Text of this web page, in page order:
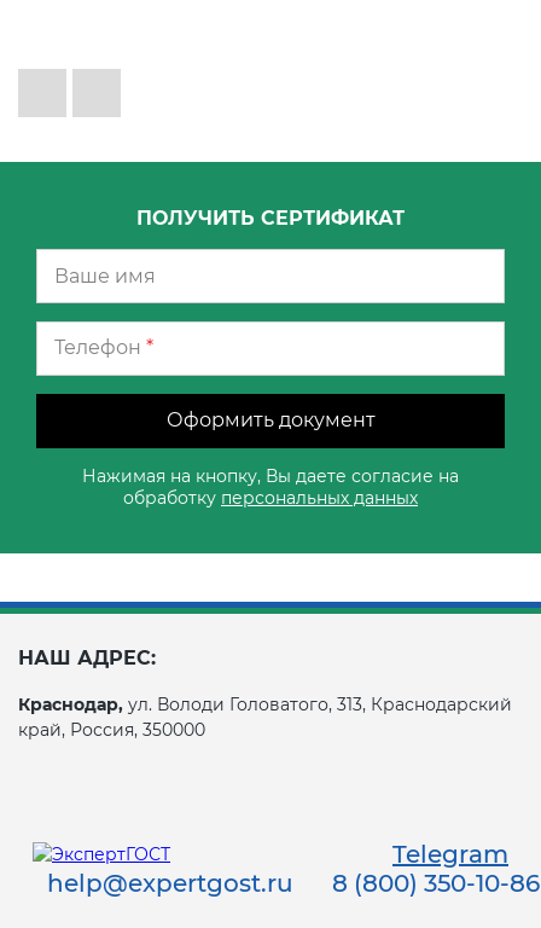
ПОЛУЧИТЬ СЕРТИФИКАТ
Телефон *
Оформить документ
Нажимая на кнопку, Вы даете согласие на
обработку персональных данных
НАШ АДРЕС:
Краснодар, ул. Володи Головатого, 313, Краснодарский
край, Россия, 350000
Telegram
help@expertgost.ru
8 (800) 350-10-86